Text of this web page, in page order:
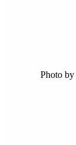
Photo by